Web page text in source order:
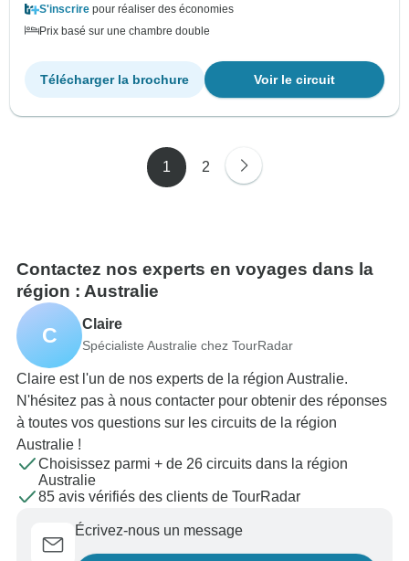
S'inscrire pour réaliser des économies
Prix basé sur une chambre double
Voir le circuit
Télécharger la brochure
1 2
Contactez nos experts en voyages dans la
région : Australie
C Claire
Spécialiste Australie chez TourRadar
Claire est l'un de nos experts de la région Australie.
N'hésitez pas à nous contacter pour obtenir des réponses
à toutes vos questions sur les circuits de la région
Australie !
Choisissez parmi + de 26 circuits dans la région
Australie
85 avis vérifiés des clients de TourRadar
Écrivez-nous un message